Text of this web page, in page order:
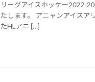
リーグアイスホッケー2022-
たします。 アニャンアイスア
たHLアニ […]